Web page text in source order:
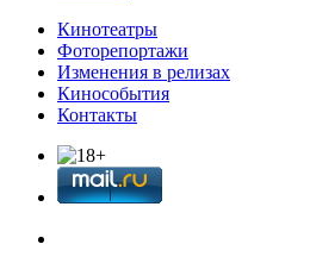
Кинотеатры
Фоторепортажи
Изменения в релизах
Кинособытия
Контакты